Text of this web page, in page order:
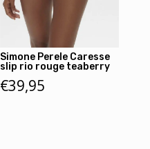
Simone Perele Caresse
slip rio rouge teaberry
€39,95